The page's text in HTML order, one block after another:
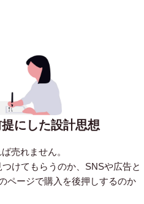
にした設計思想
売れません。
けてもらうのか、SNSや広告と
ページで購入を後押しするのか